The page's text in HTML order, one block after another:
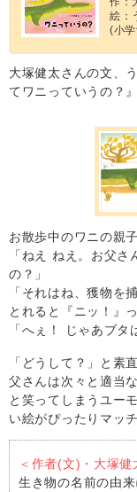
絵：
(小
大塚健太さんの文、
てワニっていうの？
お散歩中のワニの親
「ねえ ねえ。お父
の？」
「それはね、獲物を
とれると『ニッ！』
「へぇ！ じゃあブタ
「どうして？」と素
父さんは次々と適当
と笑ってしまうユー
い絵がぴったりマッ
＜作者(文)・大塚健
生き物の名前の由